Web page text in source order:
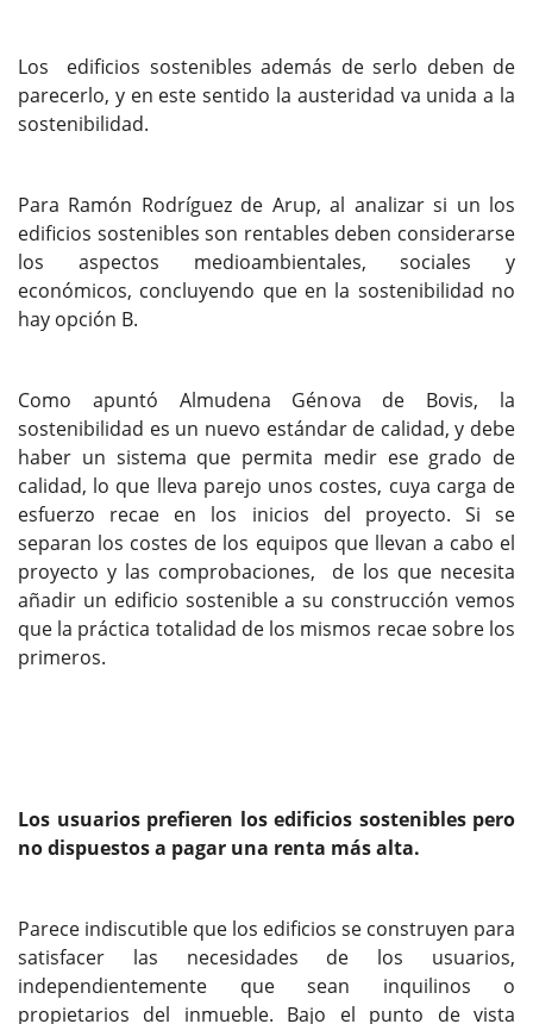
Los edificios sostenibles además de serlo deben de
parecerlo, y en este sentido la austeridad va unida a la
sostenibilidad.
Para Ramón Rodríguez de Arup, al analizar si un los
edificios sostenibles son rentables deben considerarse
los aspectos medioambientales, sociales y
económicos, concluyendo que en la sostenibilidad no
hay opción B.
Como apuntó Almudena Génova de Bovis, la
sostenibilidad es un nuevo estándar de calidad, y debe
haber un sistema que permita medir ese grado de
calidad, lo que lleva parejo unos costes, cuya carga de
esfuerzo recae en los inicios del proyecto. Si se
separan los costes de los equipos que llevan a cabo el
proyecto y las comprobaciones, de los que necesita
añadir un edificio sostenible a su construcción vemos
que la práctica totalidad de los mismos recae sobre los
primeros.
Los usuarios prefieren los edificios sostenibles pero
no dispuestos a pagar una renta más alta.
Parece indiscutible que los edificios se construyen para
satisfacer las necesidades de los usuarios,
independientemente que sean inquilinos o
propietarios del inmueble. Bajo el punto de vista